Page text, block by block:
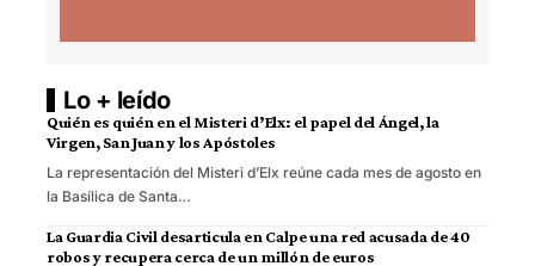
Lo + leído
Quién es quién en el Misteri d’Elx: el papel del Ángel, la
Virgen, San Juan y los Apóstoles
La representación del Misteri d’Elx reúne cada mes de agosto en
la Basílica de Santa…
La Guardia Civil desarticula en Calpe una red acusada de 40
robos y recupera cerca de un millón de euros